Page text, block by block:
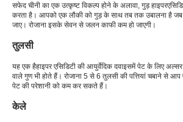
सफेद चीनी का एक उत्कृष्ट विकल्प होने के अलावा, गुड़
करता है। आपको एक लौकी को गुड़ के साथ तब तक उबालना है जब
जाए। रोजाना इसके सेवन से जलन काफी कम हो जाएगी।
तुलसी
यह एक हैहाइपर एसिडिटी की आयुर्वेदिक दवाइसमें पेट के लिए अल्सर
वाले गुण भी होते हैं। रोजाना 5 से 6 तुलसी की पत्तियां चबाने से आप
पेट की परेशानी को कम कर सकते हैं।
केले